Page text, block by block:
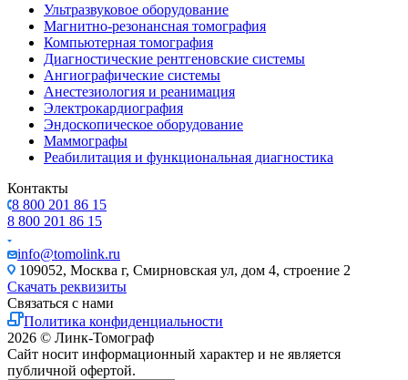
Ультразвуковое оборудование
Магнитно-резонансная томография
Компьютерная томография
Диагностические рентгеновские системы
Ангиографические системы
Анестезиология и реанимация
Электрокардиография
Эндоскопическое оборудование
Маммографы
Реабилитация и функциональная диагностика
Контакты
8 800 201 86 15
8 800 201 86 15
info@tomolink.ru
109052, Москва г, Смирновская ул, дом 4, строение 2
Скачать реквизиты
Связаться с нами
Политика конфиденциальности
2026 © Линк-Томограф
Сайт носит информационный характер и не является
публичной офертой.